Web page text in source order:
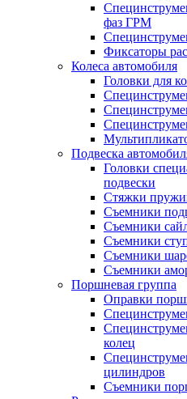
фаз ГРМ
Фиксаторы
Колеса автомобиля
Головки для
Подвеска
Головки
подвески
Стяжки
Съемники
Съемники
Съемники
Съемники
Съемники
Поршневая группа
Оправки
колец
цилиндров
Съемники